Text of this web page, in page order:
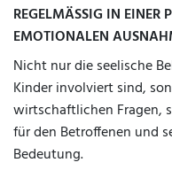
REGELMÄSSIG IN EINER
MOTIONALEN
Nicht nur die seelische
Kinder involviert sind,
wirtschaftlichen Fragen,
für den Betroffenen und
Bedeutung.